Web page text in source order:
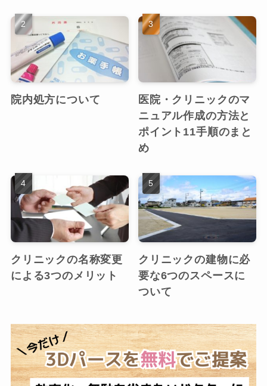
院内処方について
医院・クリニックのマ
ニュアル作成の方法と
ポイント11手順のまと
め
クリニックの名称変更
による3つのメリット
クリニックの建物に必
要な6つのスペースに
ついて